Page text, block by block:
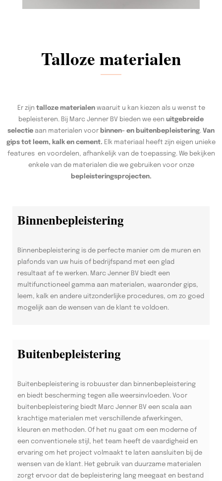
Talloze materialen
Er zijn talloze materialenwaaruit u kan kiezen als u wenst te
bepleisteren. Bij Marc Jenner BV bieden we een uitgebreide
selectie aan materialen voor binnen- en buitenbepleistering. Van
gips tot leem, kalk en cement. Elk materiaal heeft zijn eigen unieke
features en voordelen, afhankelijk van de toepassing. We bekijken
enkele van de materialen die we gebruiken voor onze
bepleisteringsprojecten.
Binnenbepleistering
Binnenbepleistering is de perfecte manier om de muren en
plafonds van uw huis of bedrijfspand met een glad
resultaat af te werken. Marc Jenner BV biedt een
multifunctioneel gamma aan materialen, waaronder gips,
leem, kalk en andere uitzonderlijke procedures, om zo goed
mogelijk aan de wensen van de klant te voldoen.
Buitenbepleistering
Buitenbepleistering is robuuster dan binnenbepleistering
en biedt bescherming tegen alle weersinvloeden. Voor
buitenbepleistering biedt Marc Jenner BV een scala aan
krachtige materialen met verschillende afwerkingen,
kleuren en methoden. Of het nu gaat om een moderne of
een conventionele stijl, het team heeft de vaardigheid en
ervaring om het project volmaakt te laten aansluiten bij de
wensen van de klant. Het gebruik van duurzame materialen
zorgt ervoor dat de bepleistering lang meegaat en bestand